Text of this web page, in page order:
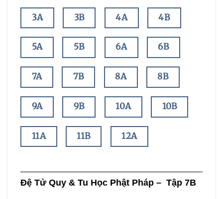
3A 3B 4A 4B
5A 5B 6A 6B
7A 7B 8A 8B
9A 9B 10A 10B
11A 11B 12A
Đệ Tử Quy & Tu Học Phật Pháp – Tập 7B